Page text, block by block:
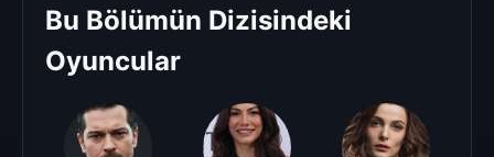
Bu Bölümün Dizisindeki
Oyuncular